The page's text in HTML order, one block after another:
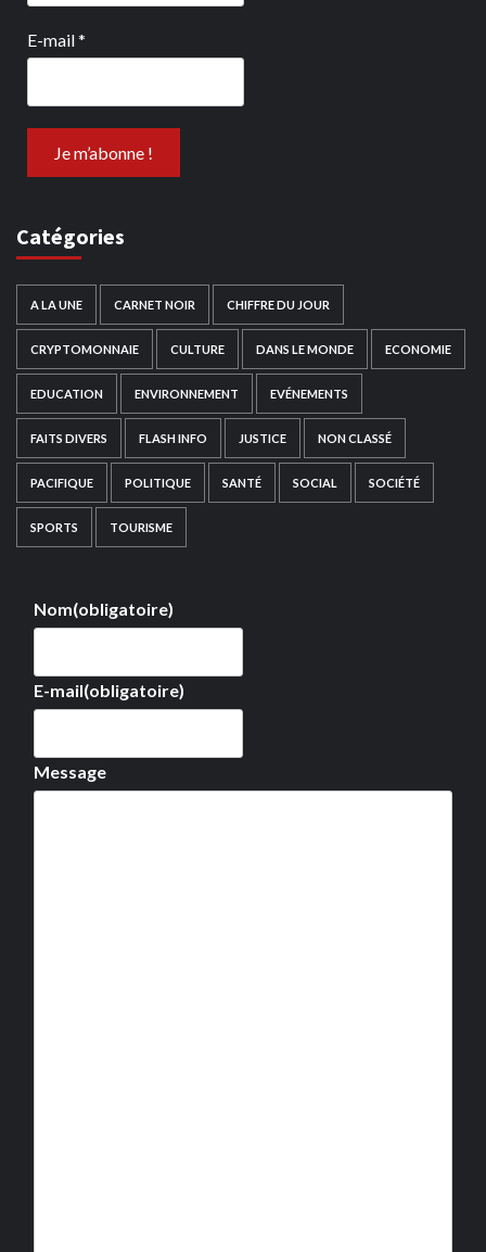
E-mail*
Catégories
A LA UNE CARNET NOIR CHIFFRE DU JOUR
CRYPTOMONNAIE CULTURE DANS LE MONDE ECONOMIE
EDUCATION ENVIRONNEMENT EVÉNEMENTS
FAITS DIVERS FLASH INFO JUSTICE NON CLASSÉ
PACIFIQUE POLITIQUE SANTÉ SOCIAL SOCIÉTÉ
SPORTS TOURISME
Nom(obligatoire)
E-mail(obligatoire)
Message